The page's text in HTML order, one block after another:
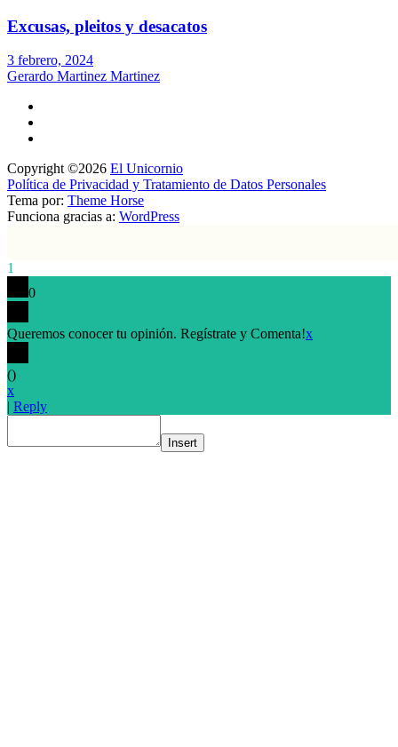
Excusas, pleitos y desacatos
3 febrero, 2024
Gerardo Martinez Martinez
Copyright ©2026 El Unicornio
Política de Privacidad y Tratamiento de Datos Personales
Tema por: Theme Horse
Funciona gracias a: WordPress
1
0
Queremos conocer tu opinión. Regístrate y Comenta!x
()
x
| Reply
Insert